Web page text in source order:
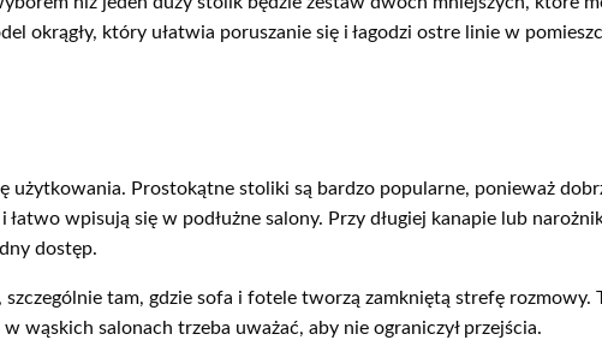
okrągły, który ułatwia poruszanie się i łagodzi ostre linie w
Prostokątne stoliki są bardzo popularne, ponieważ
wpisują się w podłużne salony. Przy długiej kanapie lub
dostęp.
tam, gdzie sofa i fotele tworzą zamkniętą strefę rozmowy.
wąskich salonach trzeba uważać, aby nie ograniczył przejścia.